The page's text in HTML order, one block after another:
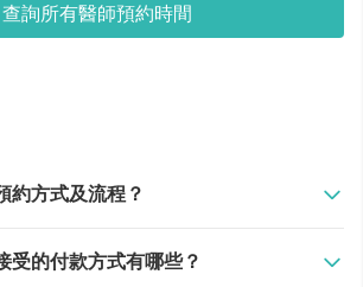
查詢所有醫師預約時間
約方式及流程？
受的付款方式有哪些？